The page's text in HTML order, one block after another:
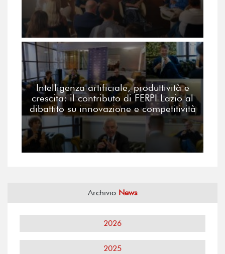
Intelligenza artificiale, produttività e
crescita: il contributo di FERPI Lazio al
dibattito su innovazione e competitività
Archivio News
2026
2025